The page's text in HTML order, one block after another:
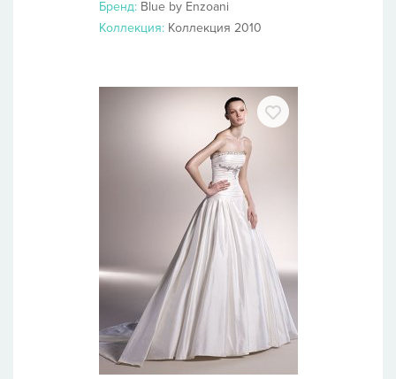
Бренд: Blue by Enzoani
Коллекция: Коллекция 2010